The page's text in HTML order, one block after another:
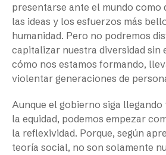
presentarse ante el mundo como
las ideas y los esfuerzos más
humanidad. Pero no podremos
capitalizar nuestra diversidad sin
cómo nos estamos formando,
violentar generaciones de
Aunque el gobierno siga llegando
la equidad, podemos empezar
la reflexividad. Porque, según
teoría social, no son solamente